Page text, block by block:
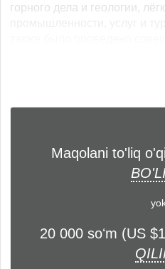
горного дела и геологии,
Maqolani to'liq
20 000 soʻm (US